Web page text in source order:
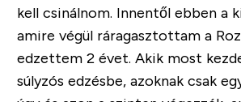
kell csinálnom. Innentől ebben a
amire végül ráragasztottam a
edzettem 2 évet. Akik most
súlyzós edzésbe, azoknak csak